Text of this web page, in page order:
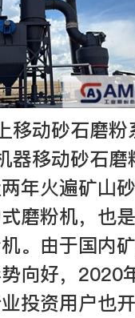
移动砂石磨粉
器移动砂石磨
年火遍矿山
磨粉机，也
。由于国内
向好，2020
投资用户也